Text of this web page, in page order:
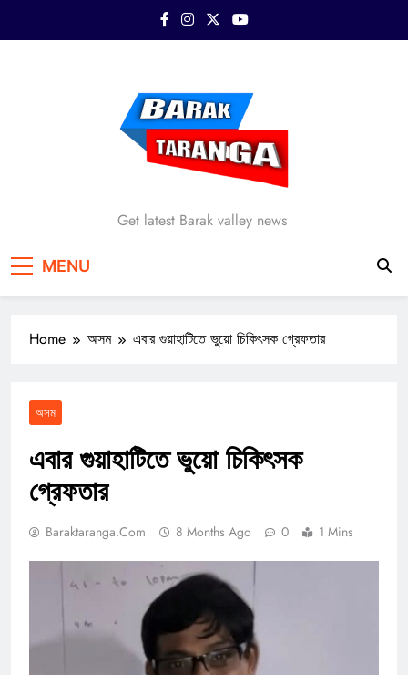
Barak Taranga
Get latest Barak valley news
MENU
Home অসম এবার গুয়াহাটিতে ভুয়ো চিকিৎসক গ্রেফতার
অসম
এবার গুয়াহাটিতে ভুয়ো চিকিৎসক
গ্রেফতার
Baraktaranga.com 8 Months Ago 0 1 Mins